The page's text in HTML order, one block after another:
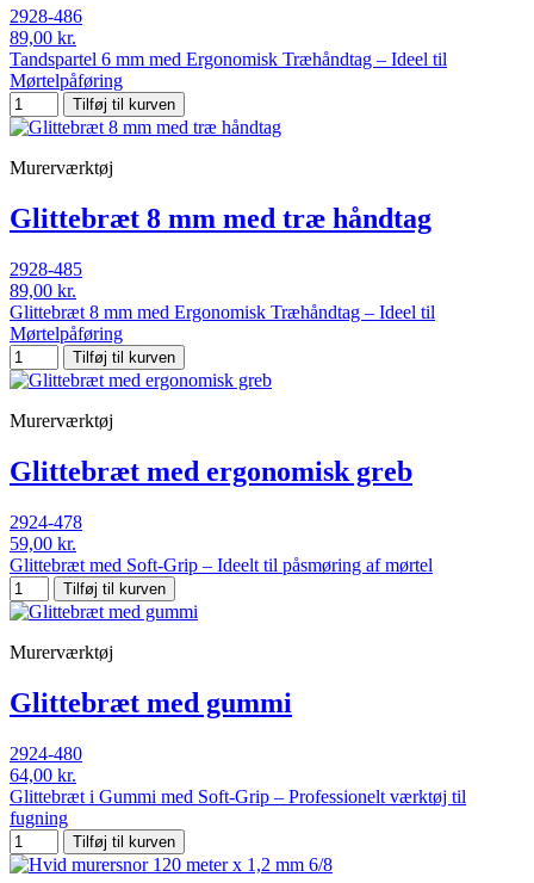
2928-486
89,00 kr.
Tandspartel 6 mm med Ergonomisk Træhåndtag – Ideel til
Mørtelpåføring
Tilføj til kurven
Murerværktøj
Glittebræt 8 mm med træ håndtag
2928-485
89,00 kr.
Glittebræt 8 mm med Ergonomisk Træhåndtag – Ideel til
Mørtelpåføring
Tilføj til kurven
Murerværktøj
Glittebræt med ergonomisk greb
2924-478
59,00 kr.
Glittebræt med Soft-Grip – Ideelt til påsmøring af mørtel
Tilføj til kurven
Murerværktøj
Glittebræt med gummi
2924-480
64,00 kr.
Glittebræt i Gummi med Soft-Grip – Professionelt værktøj til
fugning
Tilføj til kurven